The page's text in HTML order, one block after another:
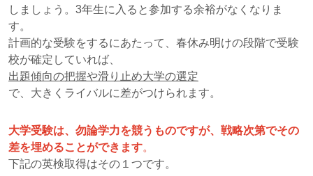
しましょう。3年生に入ると参加する余裕がなくなりま
す。
計画的な受験をするにあたって、春休み明けの段階で受験
校が確定していれば、
出題傾向の把握や滑り止め大学の選定
で、大きくライバルに差がつけられます。
大学受験は、勿論学力を競うものですが、戦略次第でその
差を埋めることができます。
下記の英検取得はその１つです。